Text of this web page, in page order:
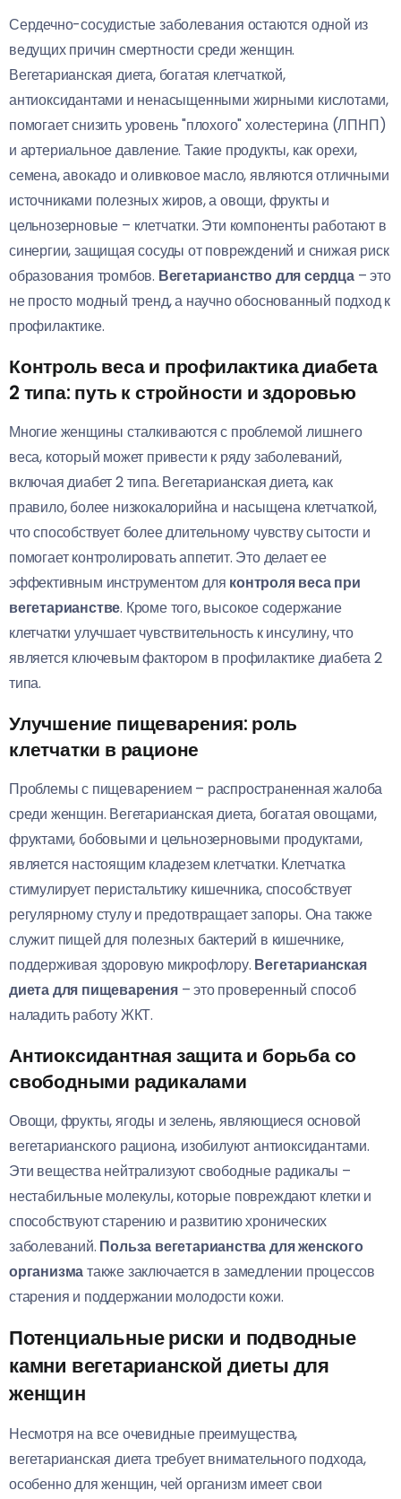
Сердечно-сосудистые заболевания остаются одной из
ведущих причин смертности среди женщин.
Вегетарианская диета, богатая клетчаткой,
антиоксидантами и ненасыщенными жирными кислотами,
помогает снизить уровень "плохого" холестерина (ЛПНП)
и артериальное давление. Такие продукты, как орехи,
семена, авокадо и оливковое масло, являются отличными
источниками полезных жиров, а овощи, фрукты и
цельнозерновые – клетчатки. Эти компоненты работают в
синергии, защищая сосуды от повреждений и снижая риск
образования тромбов. Вегетарианство для сердца– это
не просто модный тренд, а научно обоснованный подход к
профилактике.
Контроль веса и профилактика диабета
2 типа: путь к стройности и здоровью
Многие женщины сталкиваются с проблемой лишнего
веса, который может привести к ряду заболеваний,
включая диабет 2 типа. Вегетарианская диета, как
правило, более низкокалорийна и насыщена клетчаткой,
что способствует более длительному чувству сытости и
помогает контролировать аппетит. Это делает ее
эффективным инструментом для контроля веса при
вегетарианстве. Кроме того, высокое содержание
клетчатки улучшает чувствительность к инсулину, что
является ключевым фактором в профилактике диабета 2
типа.
Улучшение пищеварения: роль
клетчатки в рационе
Проблемы с пищеварением – распространенная жалоба
среди женщин. Вегетарианская диета, богатая овощами,
фруктами, бобовыми и цельнозерновыми продуктами,
является настоящим кладезем клетчатки. Клетчатка
стимулирует перистальтику кишечника, способствует
регулярному стулу и предотвращает запоры. Она также
служит пищей для полезных бактерий в кишечнике,
поддерживая здоровую микрофлору. Вегетарианская
диета для пищеварения– это проверенный способ
наладить работу ЖКТ.
Антиоксидантная защита и борьба со
свободными радикалами
Овощи, фрукты, ягоды и зелень, являющиеся основой
вегетарианского рациона, изобилуют антиоксидантами.
Эти вещества нейтрализуют свободные радикалы –
нестабильные молекулы, которые повреждают клетки и
способствуют старению и развитию хронических
заболеваний. Польза вегетарианства для женского
организматакже заключается в замедлении процессов
старения и поддержании молодости кожи.
Потенциальные риски и подводные
камни вегетарианской диеты для
женщин
Несмотря на все очевидные преимущества,
вегетарианская диета требует внимательного подхода,
особенно для женщин, чей организм имеет свои